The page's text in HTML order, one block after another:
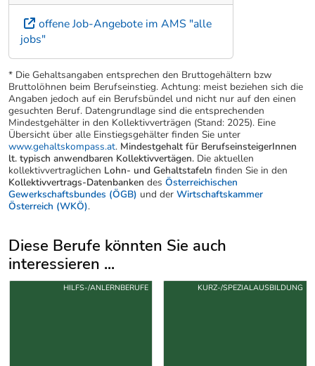
offene Job-Angebote im AMS "alle
jobs"
* Die Gehaltsangaben entsprechen den Bruttogehältern bzw
Bruttolöhnen beim Berufseinstieg. Achtung: meist beziehen sich die
Angaben jedoch auf ein Berufsbündel und nicht nur auf den einen
gesuchten Beruf. Datengrundlage sind die entsprechenden
Mindestgehälter in den Kollektivverträgen (Stand: 2025). Eine
Übersicht über alle Einstiegsgehälter finden Sie unter
www.gehaltskompass.at. Mindestgehalt für BerufseinsteigerInnen
lt. typisch anwendbaren Kollektivvertägen. Die aktuellen
kollektivvertraglichen Lohn- und Gehaltstafeln finden Sie in den
Kollektivvertrags-Datenbanken des Österreichischen
Gewerkschaftsbundes (ÖGB) und der Wirtschaftskammer
Österreich (WKÖ).
Diese Berufe könnten Sie auch
interessieren ...
Uber weitere Berufsvorschläge
HILFS-/ANLERNBERUFE KURZ-/SPEZIALAUSBILDUNG